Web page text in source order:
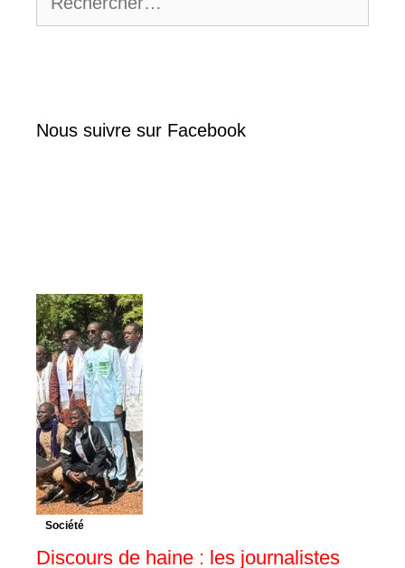
Nous suivre sur Facebook
Société
Discours de haine : les journalistes